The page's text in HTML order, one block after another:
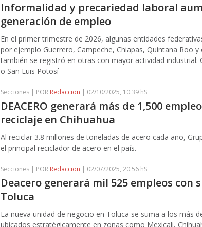
Informalidad y precariedad laboral
generación de empleo
En el primer trimestre de 2026, algunas entidades
por ejemplo Guerrero, Campeche, Chiapas, Quintana Roo
también se registró en otras con mayor actividad industrial:
o San Luis Potosí
Secciones | POR Redaccion | 02/10/2025, 10:39 hS
DEACERO generará más de 1,500
reciclaje en Chihuahua
Al reciclar 3.8 millones de toneladas de acero cada año,
el principal reciclador de acero en el país.
Secciones | POR Redaccion | 02/07/2025, 20:56 hS
Deacero generará mil 525 empleos con
Toluca
La nueva unidad de negocio en Toluca se suma a los más
ubicados estratégicamente en zonas como Mexicali,